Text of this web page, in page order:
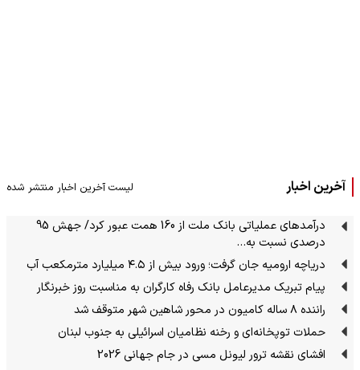
آخرین اخبار لیست آخرین اخبار منتشر شده
درآمدهای عملیاتی بانک ملت از 160 همت عبور کرد/ جهش 95
درصدی نسبت به…
دریاچه ارومیه جان گرفت؛ ورود بیش از ۴.۵ میلیارد مترمکعب آب
پیام تبریک مدیرعامل بانک رفاه کارگران به مناسبت روز خبرنگار
راننده ۸ ساله کامیون در محور شاهین شهر متوقف شد
حملات توپخانه‌ای و رخنه نظامیان اسرائیلی به جنوب لبنان
افشای نقشه ترور لیونل مسی در جام جهانی 2026